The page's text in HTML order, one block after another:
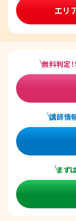
エリ
無料判定
講師情
まず